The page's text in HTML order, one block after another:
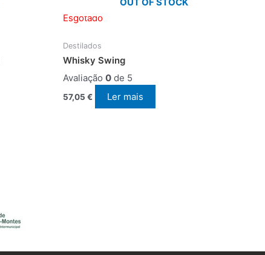
Esgotado
Destilados
Whisky Swing
Avaliação 0 de 5
57,05 € Ler mais